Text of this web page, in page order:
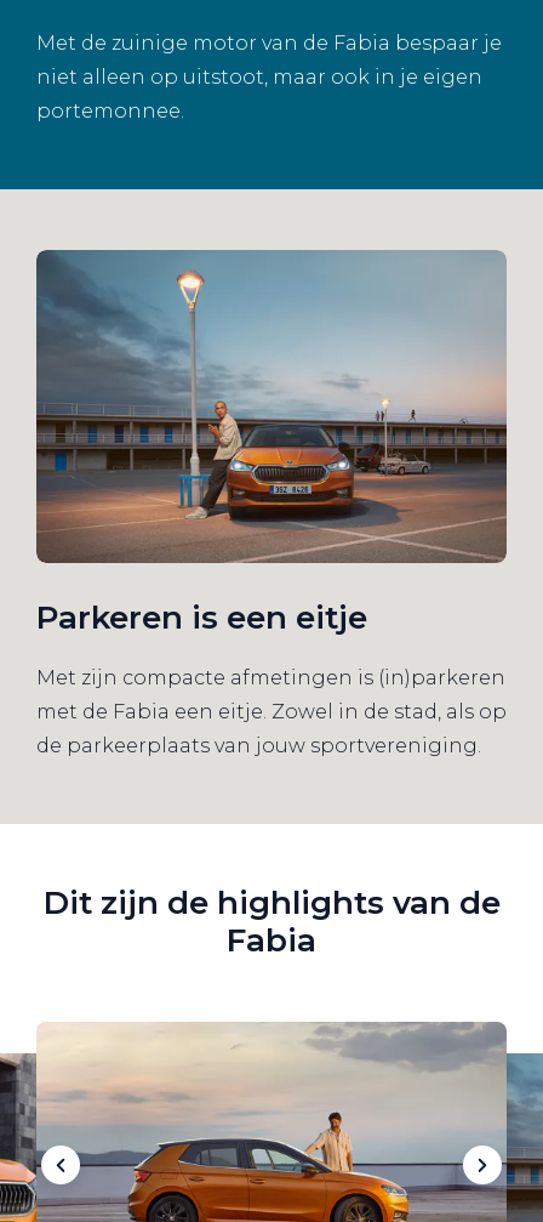
Met de zuinige motor van de Fabia bespaar je
niet alleen op uitstoot, maar ook in je eigen
portemonnee.
Parkeren is een eitje
Met zijn compacte afmetingen is (in)parkeren
met de Fabia een eitje. Zowel in de stad, als op
de parkeerplaats van jouw sportvereniging.
Dit zijn de highlights van de
Fabia